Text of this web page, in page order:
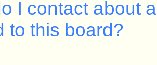
eine fehlerhafte